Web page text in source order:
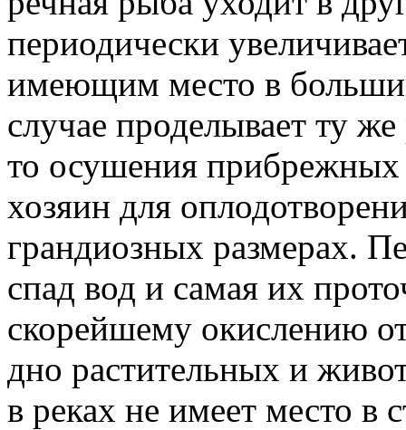
периодически
имеющим место в
случае проделывает ту
то осушения
хозяин для
грандиозных размерах.
спад вод и самая их
скорейшему окислению
дно растительных и
в реках не имеет место в